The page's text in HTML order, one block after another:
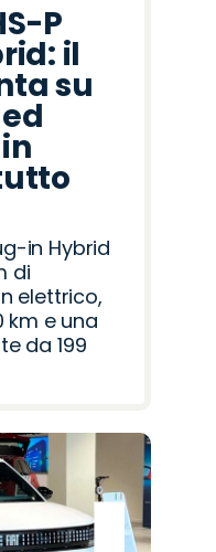
P
il
su
in Hybrid
di
elettrico,
km e una
da 199